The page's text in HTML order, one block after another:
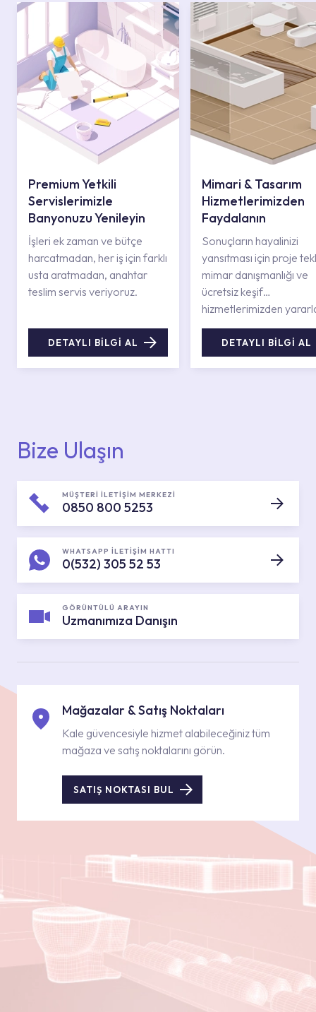
Premium Yetkili
Servislerimizle
Banyonuzu Yenileyin
İşleri ek zaman ve bütçe
harcatmadan, her iş için farklı
usta aratmadan, anahtar
teslim servis veriyoruz.
DETAYLI BİLGİ AL
Mimari & Tasarım
Hizmetlerimizden
Faydalanın
Sonuçların hayalinizi
yansıtması için proje
mimar danışmanlığı ve
ücretsiz keşif
hizmetlerimizden
DETAYLI BİLGİ AL
Bize Ulaşın
MÜŞTERİ İLETİŞİM MERKEZİ
0850 800 5253
WHATSAPP İLETİŞİM HATTI
0(532) 305 52 53
GÖRÜNTÜLÜ ARAYIN
Uzmanımıza Danışın
Mağazalar & Satış Noktaları
Kale güvencesiyle hizmet alabileceğiniz tüm
mağaza ve satış noktalarını görün.
SATIŞ NOKTASI BUL